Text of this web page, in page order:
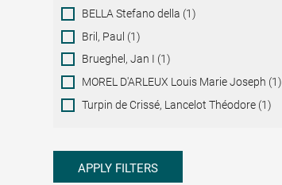
BELLA Stefano della (1)
Bril, Paul (1)
Brueghel, Jan I (1)
MOREL D'ARLEUX Louis Marie Joseph (1)
Turpin de Crissé, Lancelot Théodore (1)
APPLY FILTERS